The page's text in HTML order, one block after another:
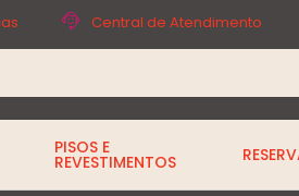
Central de Atendimento
PISOS E
REVESTIMENTOS